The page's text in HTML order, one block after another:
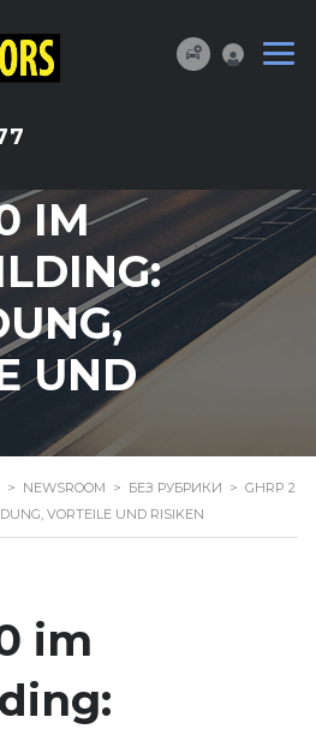
IM
UND
> NEWSROOM > БЕЗ РУБРИКИ > GHRP 2
VORTEILE UND RISIKEN
im